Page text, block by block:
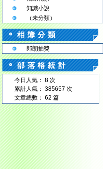
知識小說
（未分類）
郎朗抽獎
今日人氣： 8 次
累計人氣： 385657 次
文章總數： 62 篇